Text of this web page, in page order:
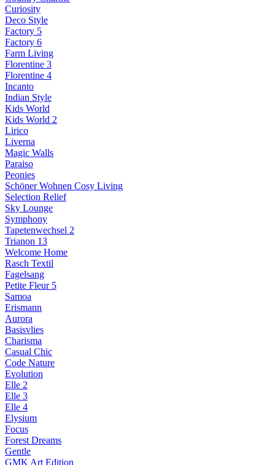
Curiosity
Deco Style
Factory 5
Factory 6
Farm Living
Florentine 3
Florentine 4
Incanto
Indian Style
Kids World
Kids World 2
Lirico
Liverna
Magic Walls
Paraiso
Peonies
Schöner Wohnen Cosy Living
Selection Relief
Sky Lounge
Symphony
Tapetenwechsel 2
Trianon 13
Welcome Home
Rasch Textil
Fagelsang
Petite Fleur 5
Samoa
Erismann
Aurora
Basisvlies
Charisma
Casual Chic
Code Nature
Evolution
Elle 2
Elle 3
Elle 4
Elysium
Focus
Forest Dreams
Gentle
GMK Art Edition